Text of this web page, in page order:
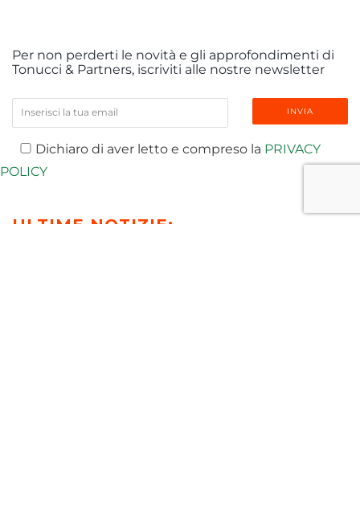
Per non perderti le novità e gli approfondimenti di
Tonucci & Partners, iscriviti alle nostre newsletter
Dichiaro di aver letto e compreso la PRIVACY
POLICY
ULTIME NOTIZIE: